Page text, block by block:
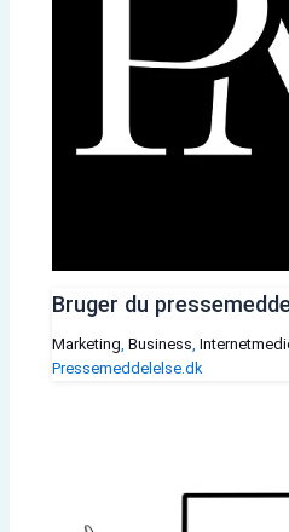
Bruger du
Marketing, Business,
Pressemeddelelse.dk